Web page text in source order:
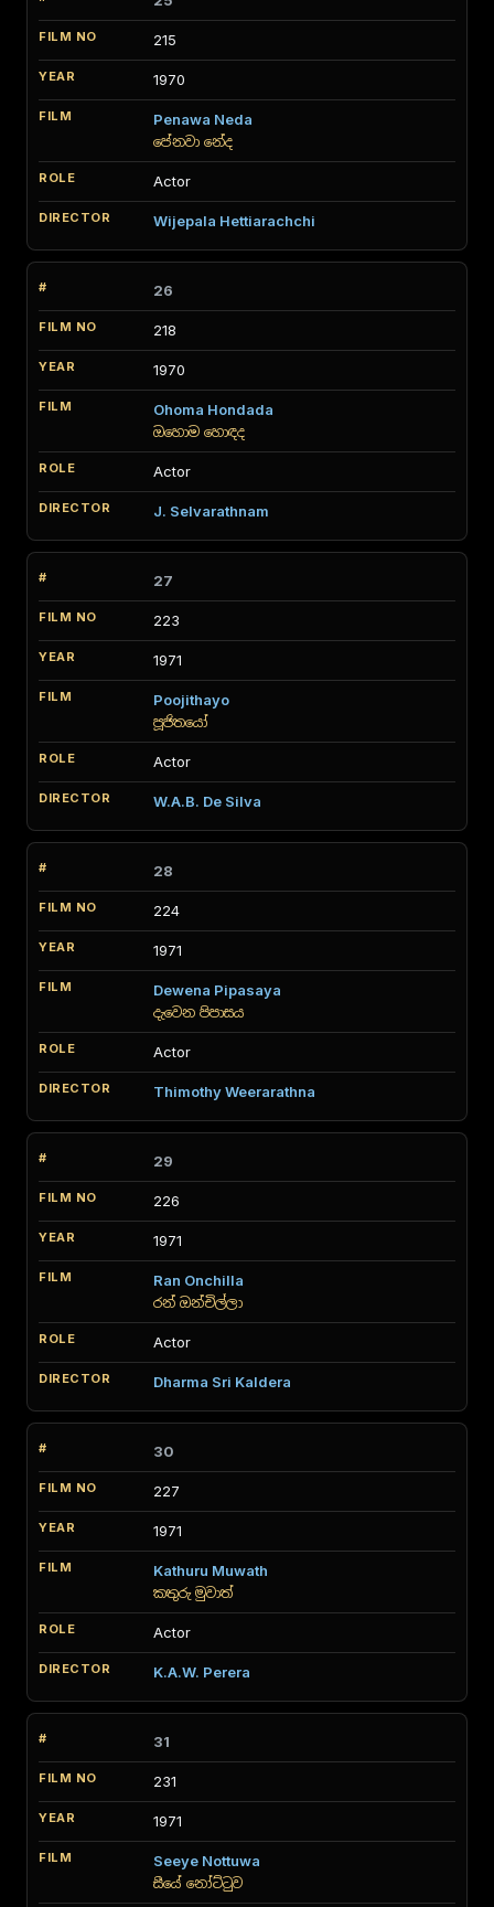
215
1970
Penawa Neda
පේනවා නේද
Actor
Wijepala Hettiarachchi
26
218
1970
Ohoma Hondada
ඔහොම හොඳද
Actor
J. Selvarathnam
27
223
1971
Poojithayo
පූජිතයෝ
Actor
W.A.B. De Silva
28
224
1971
Dewena Pipasaya
දැවෙන පිපාසය
Actor
Thimothy Weerarathna
29
226
1971
Ran Onchilla
රන් ඔන්චිල්ලා
Actor
Dharma Sri Kaldera
30
227
1971
Kathuru Muwath
කතුරු මුවාත්
Actor
K.A.W. Perera
31
231
1971
Seeye Nottuwa
සීයේ නෝට්ටුව